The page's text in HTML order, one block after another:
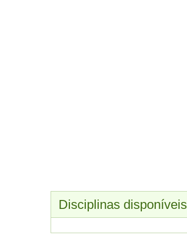
Disciplinas disponíveis